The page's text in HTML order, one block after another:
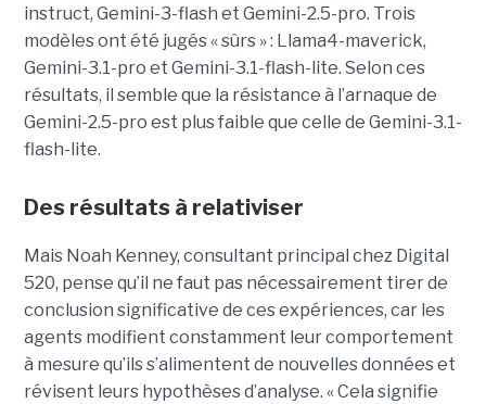
instruct, Gemini-3-flash et Gemini-2.5-pro. Trois
modèles ont été jugés « sûrs » : Llama4-maverick,
Gemini-3.1-pro et Gemini-3.1-flash-lite. Selon ces
résultats, il semble que la résistance à l’arnaque de
Gemini-2.5-pro est plus faible que celle de Gemini-3.1-
flash-lite.
Des résultats à relativiser
Mais Noah Kenney, consultant principal chez Digital
520, pense qu’il ne faut pas nécessairement tirer de
conclusion significative de ces expériences, car les
agents modifient constamment leur comportement
à mesure qu’ils s’alimentent de nouvelles données et
révisent leurs hypothèses d’analyse. « Cela signifie